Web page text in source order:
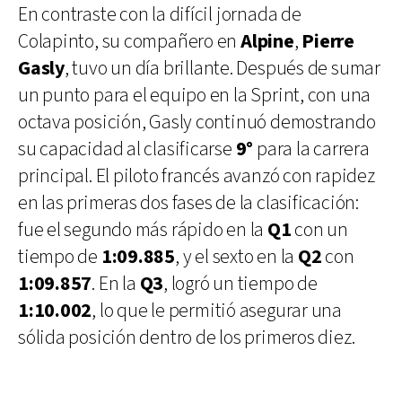
En contraste con la difícil jornada de
Colapinto, su compañero enAlpine, Pierre
Gasly, tuvo un día brillante. Después de sumar
un punto para el equipo en la Sprint, con una
octava posición, Gasly continuó demostrando
su capacidad al clasificarse 9° para la carrera
principal. El piloto francés avanzó con rapidez
en las primeras dos fases de la clasificación:
fue el segundo más rápido en la Q1con un
tiempo de 1:09.885, y el sexto en la Q2con
1:09.857. En la Q3, logró un tiempo de
1:10.002, lo que le permitió asegurar una
sólida posición dentro de los primeros diez.